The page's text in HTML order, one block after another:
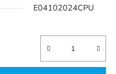
E04102024CPU